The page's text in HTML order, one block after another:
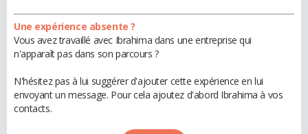
Une expérience absente ?
Vous avez travaillé avec Ibrahima dans une entreprise qui
n'apparaît pas dans son parcours ?
N'hésitez pas à lui suggérer d'ajouter cette expérience en lui
envoyant un message. Pour cela ajoutez d'abord Ibrahima à vos
contacts.